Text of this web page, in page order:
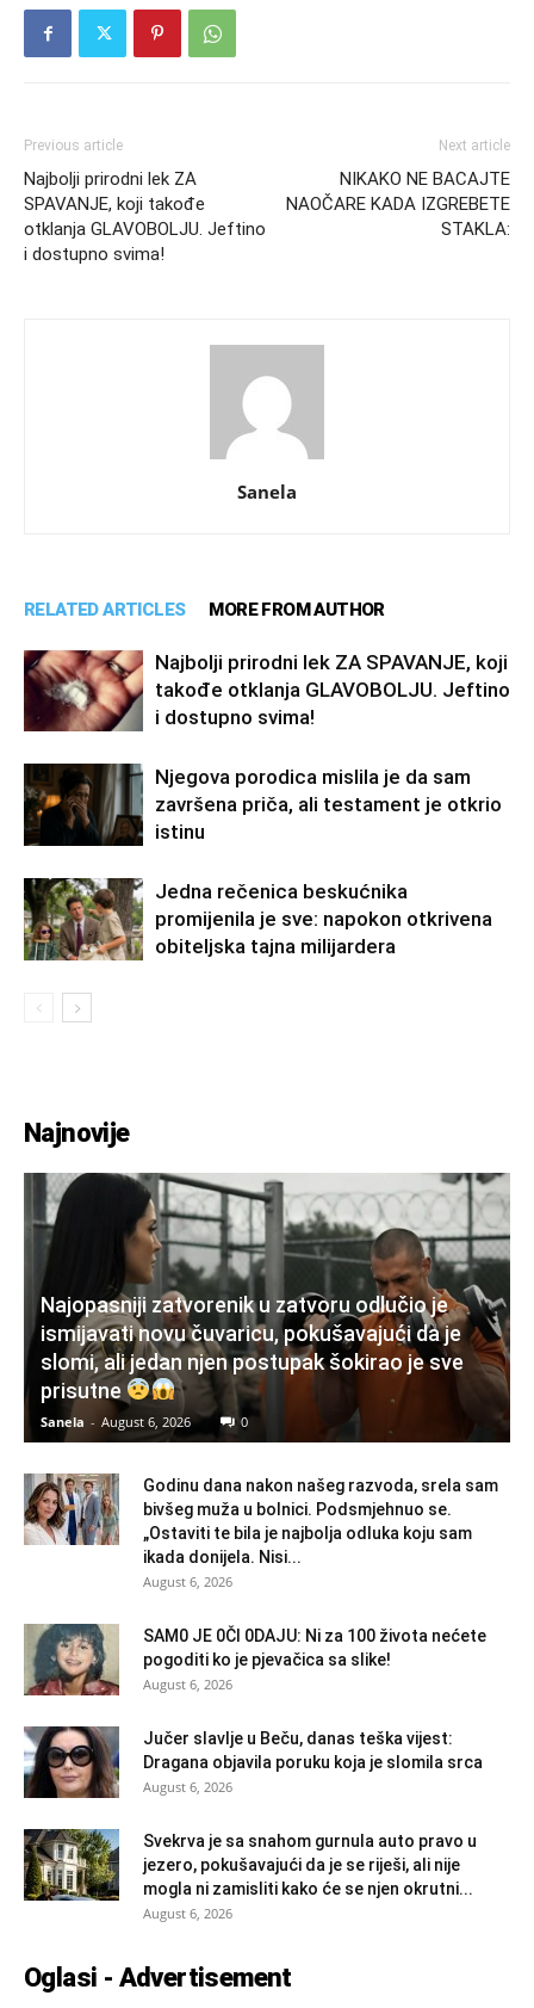
Previous article
Najbolji prirodni lek ZA
SPAVANJE, koji takođe
otklanja GLAVOBOLJU. Jeftino
i dostupno svima!
Next article
NIKAKO NE BACAJTE
NAOČARE KADA IZGREBETE
STAKLA:
Sanela
RELATED ARTICLES MORE FROM AUTHOR
Najbolji prirodni lek ZA SPAVANJE, koji
takođe otklanja GLAVOBOLJU. Jeftino
i dostupno svima!
Njegova porodica mislila je da sam
završena priča, ali testament je otkrio
istinu
Jedna rečenica beskućnika
promijenila je sve: napokon otkrivena
obiteljska tajna milijardera
Najnovije
Najopasniji zatvorenik u zatvoru odlučio je
ismijavati novu čuvaricu, pokušavajući da je
slomi, ali jedan njen postupak šokirao je sve
prisutne
Sanela - August 6, 2026 0
Godinu dana nakon našeg razvoda, srela sam
bivšeg muža u bolnici. Podsmjehnuo se.
„Ostaviti te bila je najbolja odluka koju sam
ikada donijela. Nisi...
August 6, 2026
SAM0 JE 0Čl 0DAJU: Ni za 100 života nećete
pogoditi ko je pjevačica sa slike!
August 6, 2026
Jučer slavlje u Beču, danas teška vijest:
Dragana objavila poruku koja je slomila srca
August 6, 2026
Svekrva je sa snahom gurnula auto pravo u
jezero, pokušavajući da je se riješi, ali nije
mogla ni zamisliti kako će se njen okrutni...
August 6, 2026
Oglasi - Advertisement